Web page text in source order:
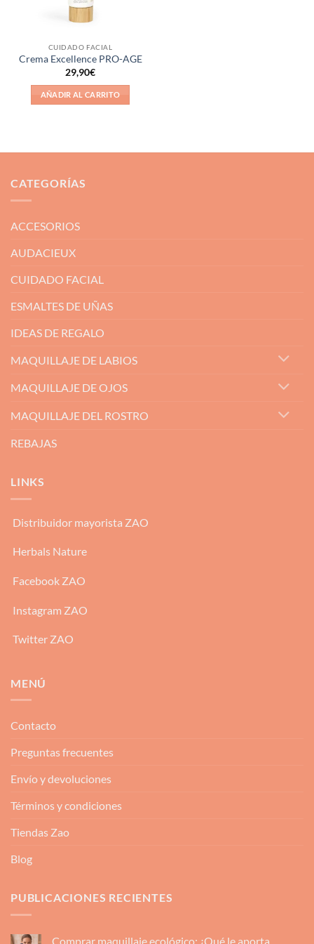
CUIDADO FACIAL
Crema Excellence PRO-AGE
29,90€
AÑADIR AL CARRITO
CATEGORÍAS
ACCESORIOS
AUDACIEUX
CUIDADO FACIAL
ESMALTES DE UÑAS
IDEAS DE REGALO
MAQUILLAJE DE LABIOS
MAQUILLAJE DE OJOS
MAQUILLAJE DEL ROSTRO
REBAJAS
LINKS
Distribuidor mayorista ZAO
Herbals Nature
Facebook ZAO
Instagram ZAO
Twitter ZAO
MENÚ
Contacto
Preguntas frecuentes
Envío y devoluciones
Términos y condiciones
Tiendas Zao
Blog
PUBLICACIONES RECIENTES
Comprar maquillaje ecológico: ¿Qué le aporta